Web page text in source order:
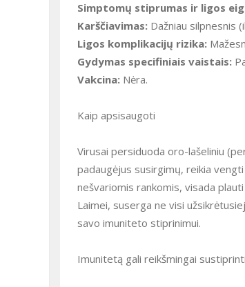
Simptomų stiprumas ir ligos
Karščiavimas: Dažniau silpnesnis
Ligos komplikacijų rizika:
Gydymas specifiniais vaistais:
Vakcina: Nėra.
Kaip apsisaugoti
Virusai persiduoda oro-lašeliniu
padaugėjus susirgimų, reikia
nešvariomis rankomis, visada
Laimei, suserga ne visi
savo imuniteto stiprinimui.
Imunitetą gali reikšmingai